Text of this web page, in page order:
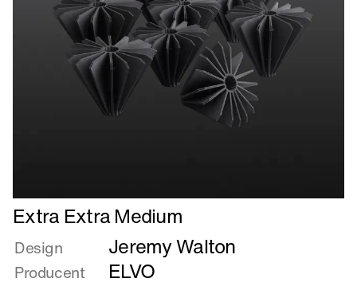
Læs
mere
om
Extra
Extra
Extra Extra Medium
Design Jeremy Walton
Producent ELVO